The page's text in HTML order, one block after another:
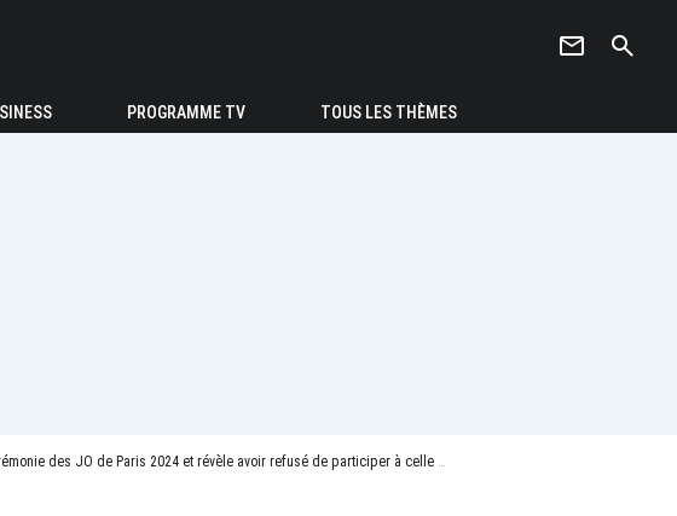
newsletter search
PROGRAMME TV TOUS LES THÈMES
JO de Paris 2024 et révèle avoir refusé de participer à celle des Paralympiques